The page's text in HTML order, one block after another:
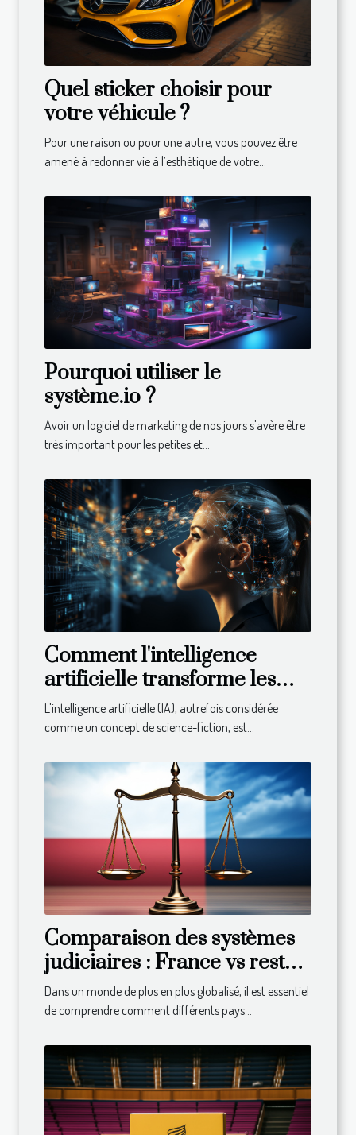
Quel sticker choisir pour
votre véhicule ?
Pour une raison ou pour une autre, vous pouvez être
amené à redonner vie à l’esthétique de votre...
Pourquoi utiliser le
système.io ?
Avoir un logiciel de marketing de nos jours s'avère être
très important pour les petites et...
Comment l'intelligence
artificielle transforme les
entreprises
L'intelligence artificielle (IA), autrefois considérée
comme un concept de science-fiction, est...
Comparaison des systèmes
judiciaires : France vs reste
du monde
Dans un monde de plus en plus globalisé, il est essentiel
de comprendre comment différents pays...